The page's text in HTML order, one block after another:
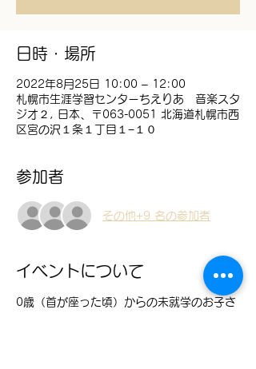
日時・場所
2022年8月25日 10:00 – 12:00
札幌市生涯学習センターちえりあ 音楽スタ
ジオ２, 日本、〒063-0051 北海道札幌市西
区宮の沢１条１丁目１−１０
参加者
その他+9 名の参加者
イベントについて
0歳（首が座った頃）からの未就学のお子さ